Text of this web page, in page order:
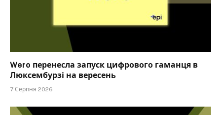
Wero перенесла запуск цифрового гаманця в
Люксембурзі на вересень
7 Серпня 2026